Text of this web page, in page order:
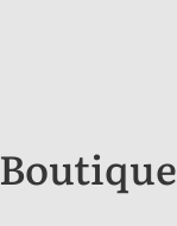
Boutique